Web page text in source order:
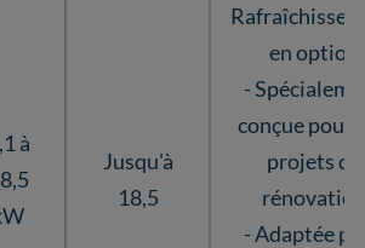
à
Jusqu'à
18,5
en option
-
conçue pour
projets de
rénovation
- Adaptée